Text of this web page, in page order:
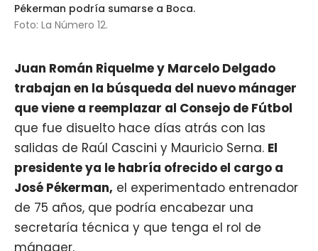
Pékerman podría sumarse a Boca.
Foto: La Número 12.
Juan Román Riquelme y Marcelo Delgado
trabajan en la búsqueda del nuevo mánager
que viene a reemplazar al Consejo de Fútbol
que fue disuelto hace días atrás con las
salidas de Raúl Cascini y Mauricio Serna. El
presidente ya le habría ofrecido el cargo a
José Pékerman, el experimentado entrenador
de 75 años, que podría encabezar una
secretaría técnica y que tenga el rol de
mánager.